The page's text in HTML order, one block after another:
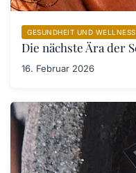
GESUNDHEIT UND WELLNESS
Die nächste Ära der
16. Februar 2026